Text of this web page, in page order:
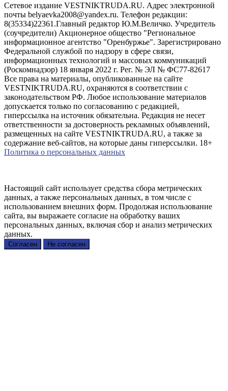
Сетевое издание VESTNIKTRUDA.RU. Адрес электронной
почты belyaevka2008@yandex.ru. Телефон редакции:
8(35334)22361.Главный редактор Ю.М.Величко. Учредитель
(соучредители) Акционерное общество "Региональное
информационное агентство "Оренбуржье". Зарегистрировано
Федеральной службой по надзору в сфере связи,
информационных технологий и массовых коммуникаций
(Роскомнадзор) 18 января 2022 г. Рег. № ЭЛ № ФС77-82617
Все права на материалы, опубликованные на сайте
VESTNIKTRUDA.RU, охраняются в соответствии с
законодательством РФ. Любое использование материалов
допускается только по согласованию с редакцией,
гиперссылка на источник обязательна. Редакция не несет
ответственности за достоверность рекламных объявлений,
размещенных на сайте VESTNIKTRUDA.RU, а также за
содержание веб-сайтов, на которые даны гиперссылки. 18+
Политика о персональных данных
Настоящий сайт использует средства сбора метрических
данных, а также персональных данных, в том числе с
использованием внешних форм. Продолжая использование
сайта, вы выражаете согласие на обработку ваших
персональных данных, включая сбор и анализ метрических
данных.
Согласен Не согласен